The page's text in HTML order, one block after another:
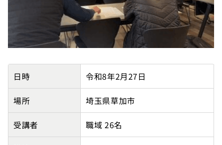
【埼玉県金融リテラシー向上パートナー】株式会社東京
日時 令和8年2月27日
場所 埼玉県草加市
受講者 職域 26名